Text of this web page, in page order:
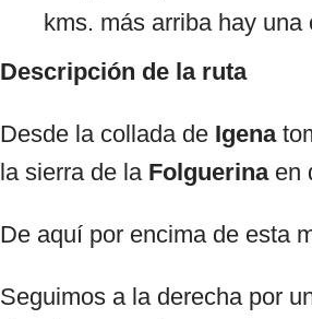
kms. más arriba hay
Descripción de la ruta
Desde la collada de Igena
la sierra de la Folguerina en
De aquí por encima de esta
Seguimos a la derecha por